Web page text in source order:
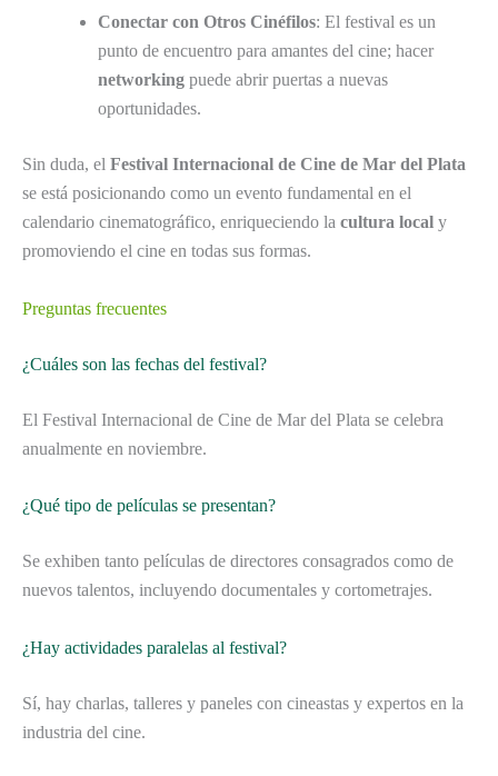
Conectar con Otros Cinéfilos: El festival es un
punto de encuentro para amantes del cine; hacer
networking puede abrir puertas a nuevas
oportunidades.
Sin duda, el Festival Internacional de Cine de Mar del Plata
se está posicionando como un evento fundamental en el
calendario cinematográfico, enriqueciendo la cultura local y
promoviendo el cine en todas sus formas.
Preguntas frecuentes
¿Cuáles son las fechas del festival?
El Festival Internacional de Cine de Mar del Plata se celebra
anualmente en noviembre.
¿Qué tipo de películas se presentan?
Se exhiben tanto películas de directores consagrados como de
nuevos talentos, incluyendo documentales y cortometrajes.
¿Hay actividades paralelas al festival?
Sí, hay charlas, talleres y paneles con cineastas y expertos en la
industria del cine.